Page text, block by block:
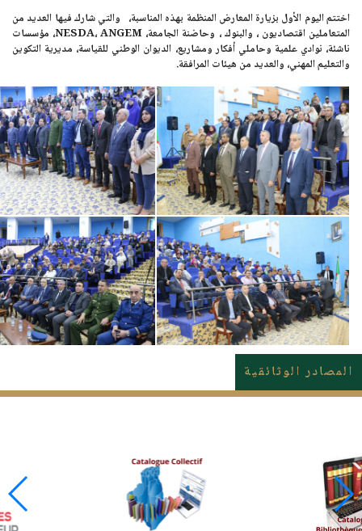
اختتم اليوم الأول بزيارة المعارض المنظمة بهذه المناسبة، والتي شارك فيها العديد من
المتعاملين اقتصاديون ، والبنوك ، وحاضنة الجامعة، NESDA، ANGEM، مؤسسات
ناشئة، نوادي علمية وحاملي أفكار ومشاريع، الديوان الوطني للقياسة، مديرية التكوين
والتعليم المهني، والعديد من هيئات المرافقة.
المصادر الوثائقية